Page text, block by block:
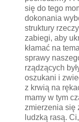
się do tego
dokonania
struktury
zabiegi, aby
kłamać na
sprawy
rządzących
oszukani i
z krwią na
mamy w tym
zmierzenia się
ludzką rasą.